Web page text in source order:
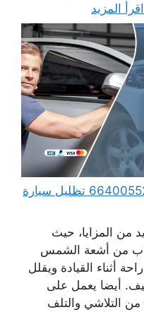
اقرأ المزيد
تظليل سيارات متنقل الكويت 66400552 تظليل سيارة
من المزايا، حيث
من أشعة الشمس
أثناء القيادة ويقلل
أيضا يعمل على
من التلاشي والتلف